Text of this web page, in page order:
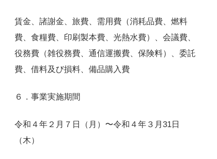
賃金、諸謝金、旅費、需用費（消耗品費、燃料
費、食糧費、印刷製本費、光熱水費）、会議費、
役務費（雑役務費、通信運搬費、保険料）、委託
費、借料及び損料、備品購入費
６．事業実施期間
令和４年２月７日（月）〜令和４年３月31日
（木）